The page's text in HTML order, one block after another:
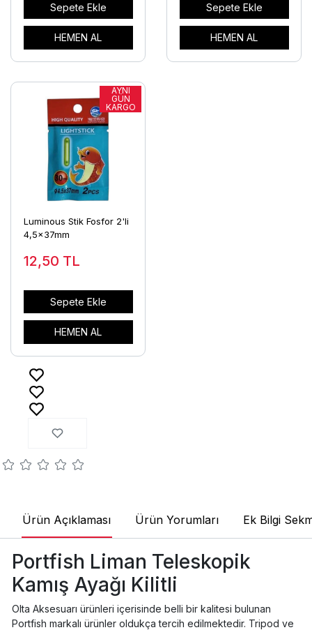
Sepete Ekle
HEMEN AL
Sepete Ekle
HEMEN AL
Luminous Stik Fosfor 2'li
4,5x37mm
12,50 TL
Sepete Ekle
HEMEN AL
Ürün Açıklaması Ürün Yorumları Ek Bilgi
Portfish Liman Teleskopik
Kamış Ayağı Kilitli
Olta Aksesuarı ürünleri içerisinde belli bir kalitesi bulunan
Portfish markalı ürünler oldukça tercih edilmektedir. Tripod ve